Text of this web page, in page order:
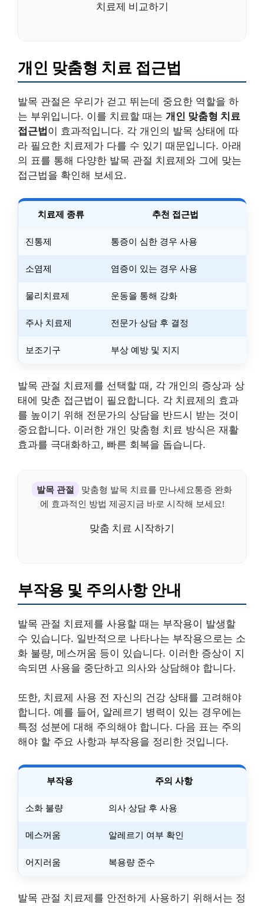
치료제 비교하기
개인 맞춤형 치료 접근법
발목 관절은 우리가 걷고 뛰는데 중요한 역할을 하
는 부위입니다. 이를 치료할 때는 개인 맞춤형 치료
접근법 이 효과적입니다. 각 개인의 발목 상태에 따
라 필요한 치료제가 다를 수 있기 때문입니다. 아래
의 표를 통해 다양한 발목 관절 치료제와 그에 맞는
접근법을 확인해 보세요.
치료제 종류 추천 접근법
진통제 통증이 심한 경우 사용
소염제 염증이 있는 경우 사용
물리치료제 운동을 통해 강화
주사 치료제 전문가 상담 후 결정
보조기구 부상 예방 및 지지
발목 관절 치료제를 선택할 때, 각 개인의 증상과 상
태에 맞춘 접근법이 필요합니다. 각 치료제의 효과
를 높이기 위해 전문가의 상담을 반드시 받는 것이
중요합니다. 이러한 개인 맞춤형 치료 방식은 재활
효과를 극대화하고, 빠른 회복을 돕습니다.
발목 관절
맞춤형 발목 치료를 만나세요통증 완화
에 효과적인 방법 제공지금 바로 시작해 보세요!
맞춤 치료 시작하기
부작용 및 주의사항 안내
발목 관절 치료제를 사용할 때는 부작용이 발생할
수 있습니다. 일반적으로 나타나는 부작용으로는 소
화 불량, 메스꺼움 등이 있습니다. 이러한 증상이 지
속되면 사용을 중단하고 의사와 상담해야 합니다.
또한, 치료제 사용 전 자신의 건강 상태를 고려해야
합니다. 예를 들어, 알레르기 병력이 있는 경우에는
특정 성분에 대해 주의해야 합니다. 다음 표는 주의
해야 할 주요 사항과 부작용을 정리한 것입니다.
부작용 주의 사항
소화 불량 의사 상담 후 사용
메스꺼움 알레르기 여부 확인
어지러움 복용량 준수
발목 관절 치료제를 안전하게 사용하기 위해서는 정